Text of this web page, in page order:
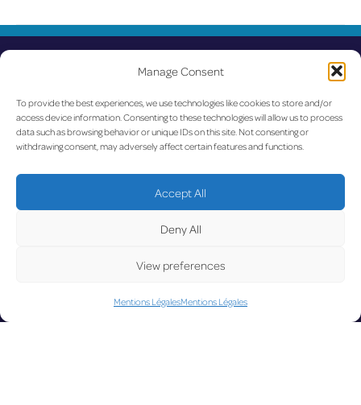
Manage Consent
To provide the best experiences, we use technologies like cookies to store and/or
access device information. Consenting to these technologies will allow us to process
data such as browsing behavior or unique IDs on this site. Not consenting or
withdrawing consent, may adversely affect certain features and functions.
Accept All
Deny All
View preferences
Mentions LégalesMentions Légales
U